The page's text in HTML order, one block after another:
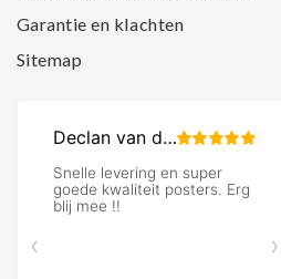
Garantie en klachten
Sitemap